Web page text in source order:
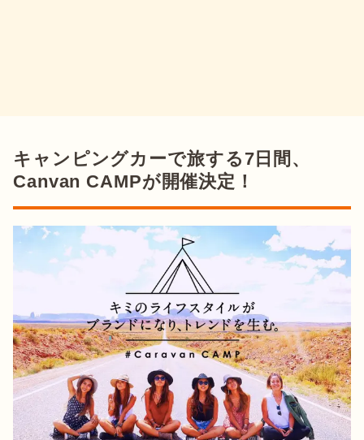
キャンピングカーで旅する7日間、
Canvan CAMPが開催決定！